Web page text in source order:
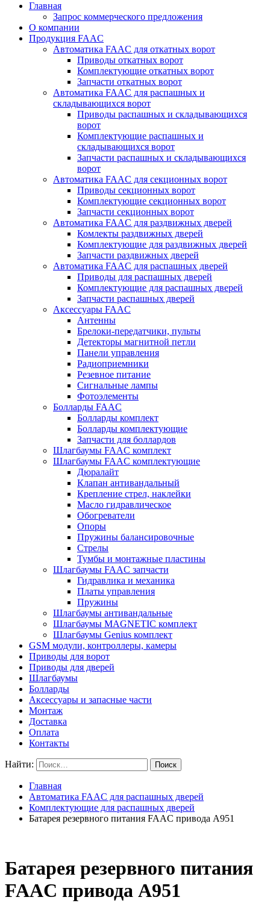
Главная
Запрос коммерческого предложения
О компании
Продукция FAAC
Автоматика FAAC для откатных ворот
Приводы откатных ворот
Комплектующие откатных ворот
Запчасти откатных ворот
Автоматика FAAC для распашных и
складывающихся ворот
Приводы распашных и складывающихся
ворот
Комплектующие распашных и
складывающихся ворот
Запчасти распашных и складывающихся
ворот
Автоматика FAAC для секционных ворот
Приводы секционных ворот
Комплектующие секционных ворот
Запчасти секционных ворот
Автоматика FAAC для раздвижных дверей
Комлекты раздвижных дверей
Комплектующие для раздвижных дверей
Запчасти раздвижных дверей
Автоматика FAAC для распашных дверей
Приводы для распашных дверей
Комплектующие для распашных дверей
Запчасти распашных дверей
Аксессуары FAAC
Антенны
Брелоки-передатчики, пульты
Детекторы магнитной петли
Панели управления
Радиоприемники
Резевное питание
Сигнальные лампы
Фотоэлементы
Болларды FAAC
Болларды комплект
Болларды комплектующие
Запчасти для боллардов
Шлагбаумы FAAC комплект
Шлагбаумы FAAC комплектующие
Дюралайт
Клапан антивандальный
Крепление стрел, наклейки
Масло гидравлическое
Обогреватели
Опоры
Пружины балансировочные
Стрелы
Тумбы и монтажные пластины
Шлагбаумы FAAC запчасти
Гидравлика и механика
Платы управления
Пружины
Шлагбаумы антивандальные
Шлагбаумы MAGNETIC комплект
Шлагбаумы Genius комплект
GSM модули, контроллеры, камеры
Приводы для ворот
Приводы для дверей
Шлагбаумы
Болларды
Аксессуары и запасные части
Монтаж
Доставка
Оплата
Контакты
Найти:
Главная
Автоматика FAAC для распашных дверей
Комплектующие для распашных дверей
Батарея резервного питания FAAC привода А951
Батарея резервного питания
FAAC привода А951